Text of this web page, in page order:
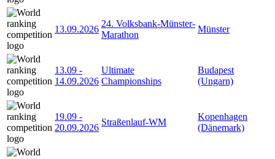
13.09.2026
24. Volksbank-Münster-
Marathon
Münster
13.09 -
14.09.2026
Ultimate
Championships
Budapest
(Ungarn)
19.09 -
20.09.2026
Straßenlauf-WM
Kopenhagen
(Dänemark)